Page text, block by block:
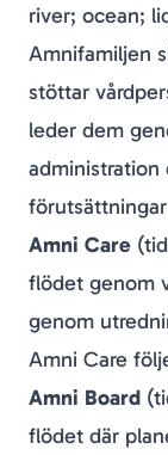
river; ocean;
Amnifamiljen
stöttar
leder dem
administration
Amni Care
flödet genom
genom
Amni Care
Amni Board
flödet där